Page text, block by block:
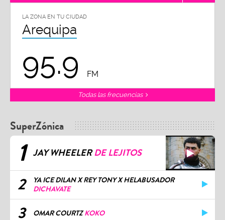
Arequipa
95.9
1
2
YA ICE DILAN X REY TONY X HELABUSADOR
DICHAVATE
3